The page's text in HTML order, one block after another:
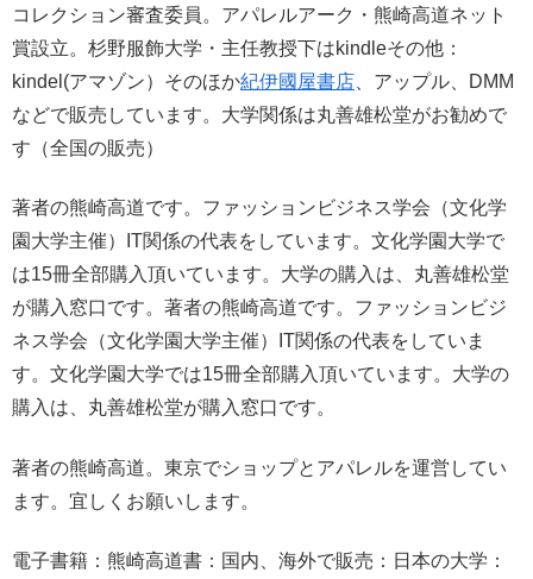
コレクション審査委員。アパレルアーク・熊崎高道ネット
賞設立。杉野服飾大学・主任教授下はkindleその他：
kindel(アマゾン）そのほか紀伊國屋書店 、アップル、DMM
などで販売しています。大学関係は丸善雄松堂がお勧めで
す（全国の販売）
著者の熊崎高道です。ファッションビジネス学会（文化学
園大学主催）IT関係の代表をしています。文化学園大学で
は15冊全部購入頂いています。大学の購入は、丸善雄松堂
が購入窓口です。著者の熊崎高道です。ファッションビジ
ネス学会（文化学園大学主催）IT関係の代表をしていま
す。文化学園大学では15冊全部購入頂いています。大学の
購入は、丸善雄松堂が購入窓口です。
著者の熊崎高道。東京でショップとアパレルを運営してい
ます。宜しくお願いします。
電子書籍：熊崎高道書：国内、海外で販売：日本の大学：